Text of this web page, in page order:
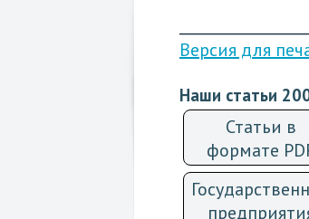
Версия для
Наши статьи
Статьи в
формате